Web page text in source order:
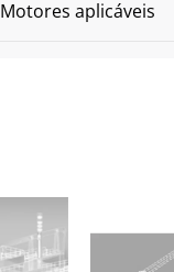
Motores aplicáveis